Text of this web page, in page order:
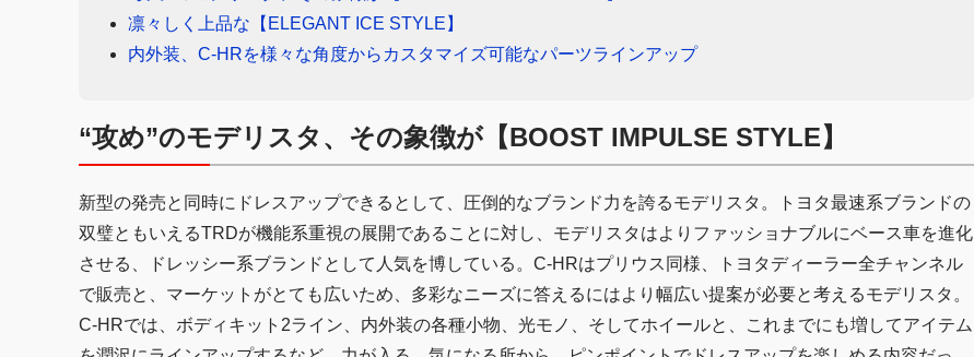
凛々しく上品な【ELEGANT ICE STYLE】
内外装、C-HRを様々な角度からカスタマイズ可能なパーツラインアップ
“攻め”のモデリスタ、その象徴が【BOOST IMPULSE STYLE】
新型の発売と同時にドレスアップできるとして、圧倒的なブランド力を誇るモデリスタ。トヨタ最速系ブランドの
双璧ともいえるTRDが機能系重視の展開であることに対し、モデリスタはよりファッショナブルにベース車を進化
させる、ドレッシー系ブランドとして人気を博している。C‐HRはプリウス同様、トヨタディーラー全チャンネル
で販売と、マーケットがとても広いため、多彩なニーズに答えるにはより幅広い提案が必要と考えるモデリスタ。
C‐HRでは、ボディキット2ライン、内外装の各種小物、光モノ、そしてホイールと、これまでにも増してアイテム